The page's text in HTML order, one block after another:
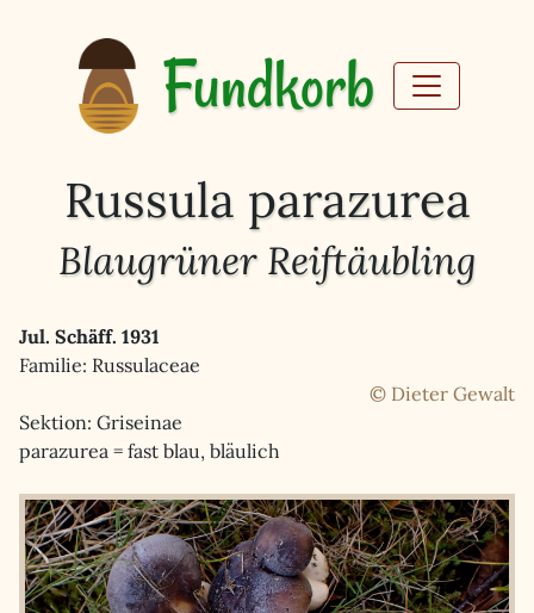
Fundkorb
Russula parazurea
Blaugrüner Reiftäubling
Jul. Schäff. 1931
Familie: Russulaceae
© Dieter Gewalt
Sektion: Griseinae
parazurea = fast blau, bläulich